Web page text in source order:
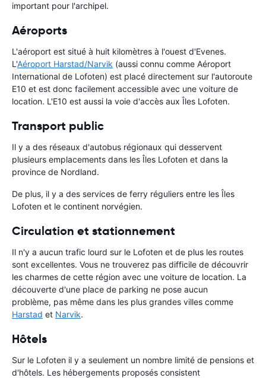
important pour l'archipel.
Aéroports
L'aéroport est situé à huit kilomètres à l'ouest d'Evenes.
L'Aéroport Harstad/Narvik (aussi connu comme Aéroport
International de Lofoten) est placé directement sur l'autoroute
E10 et est donc facilement accessible avec une voiture de
location. L'E10 est aussi la voie d'accès aux Îles Lofoten.
Transport public
Il y a des réseaux d'autobus régionaux qui desservent
plusieurs emplacements dans les Îles Lofoten et dans la
province de Nordland.
De plus, il y a des services de ferry réguliers entre les Îles
Lofoten et le continent norvégien.
Circulation et stationnement
Il n'y a aucun trafic lourd sur le Lofoten et de plus les routes
sont excellentes. Vous ne trouverez pas difficile de découvrir
les charmes de cette région avec une voiture de location. La
découverte d'une place de parking ne pose aucun
problème, pas même dans les plus grandes villes comme
Harstad et Narvik.
Hôtels
Sur le Lofoten il y a seulement un nombre limité de pensions et
d'hôtels. Les hébergements proposés consistent